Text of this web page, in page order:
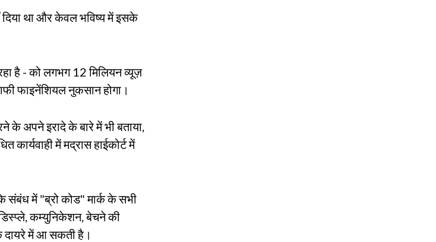
दिया था और केवल भविष्य में इसके
है - को लगभग 12 मिलियन व्यूज़
फाइनेंशियल नुकसान होगा।
के अपने इरादे के बारे में भी बताया,
में मद्रास हाईकोर्ट में
संबंध में "ब्रो कोड" मार्क के सभी
कम्युनिकेशन, बेचने की
दायरे में आ सकती है।